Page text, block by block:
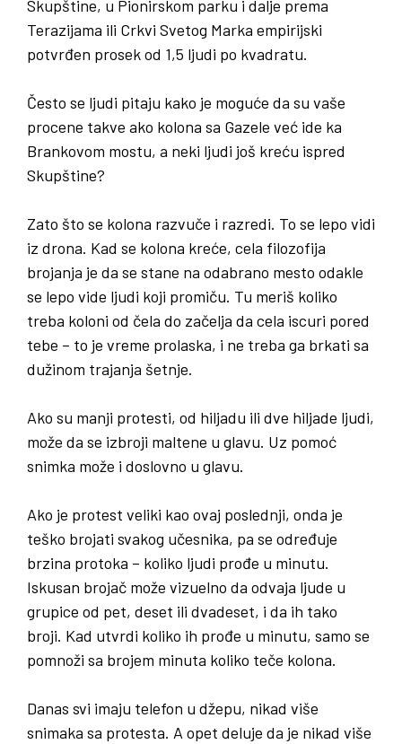
Skupštine, u Pionirskom parku i dalje prema
Terazijama ili Crkvi Svetog Marka empirijski
potvrđen prosek od 1,5 ljudi po kvadratu.
Često se ljudi pitaju kako je moguće da su vaše
procene takve ako kolona sa Gazele već ide ka
Brankovom mostu, a neki ljudi još kreću ispred
Skupštine?
Zato što se kolona razvuče i razredi. To se lepo vidi
iz drona. Kad se kolona kreće, cela filozofija
brojanja je da se stane na odabrano mesto odakle
se lepo vide ljudi koji promiču. Tu meriš koliko
treba koloni od čela do začelja da cela iscuri pored
tebe – to je vreme prolaska, i ne treba ga brkati sa
dužinom trajanja šetnje.
Ako su manji protesti, od hiljadu ili dve hiljade ljudi,
može da se izbroji maltene u glavu. Uz pomoć
snimka može i doslovno u glavu.
Ako je protest veliki kao ovaj poslednji, onda je
teško brojati svakog učesnika, pa se određuje
brzina protoka – koliko ljudi prođe u minutu.
Iskusan brojač može vizuelno da odvaja ljude u
grupice od pet, deset ili dvadeset, i da ih tako
broji. Kad utvrdi koliko ih prođe u minutu, samo se
pomnoži sa brojem minuta koliko teče kolona.
Danas svi imaju telefon u džepu, nikad više
snimaka sa protesta. A opet deluje da je nikad više